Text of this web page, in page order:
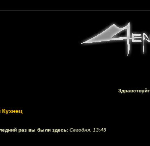
раз вы были здесь: Сегодня, 13:45